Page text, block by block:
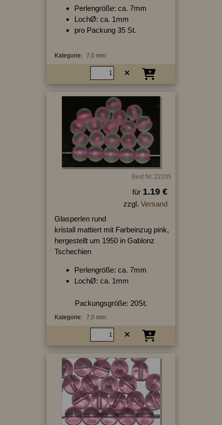
Perlengröße: ca. 7mm
LochØ: ca. 1mm
pro Packung 35 St.
Kategorie: 7,0 mm
Best.Nr.:22205
für 1.19 €
zzgl. Versand
Glasperlen rund
kristall mattiert mit Farbeinzug pink,
hergestellt um 1950 in Gablonz
Tschechien
Perlengröße: ca. 7mm
LochØ: ca. 1mm
Packungsgröße: 20St.
Kategorie: 7,0 mm